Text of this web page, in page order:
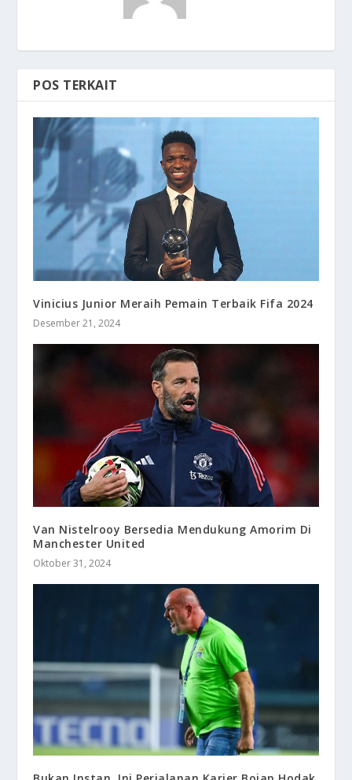
POS TERKAIT
Vinicius Junior Meraih Pemain Terbaik Fifa 2024
Desember 21, 2024
Van Nistelrooy Bersedia Mendukung Amorim Di
Manchester United
Oktober 31, 2024